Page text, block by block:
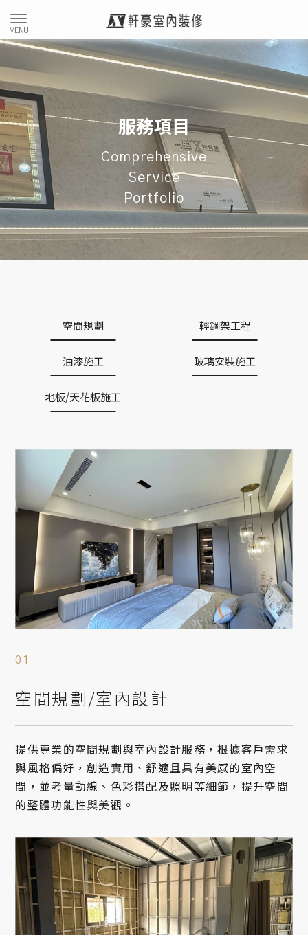
服務項目
Comprehensive
Service
Portfolio
空間規劃 輕鋼架工程
油漆施工 玻璃安裝施工
地板/天花板施工
空間規劃/室內設計
提供專業的空間規劃與室內設計服務，根據客戶需求
與風格偏好，創造實用、舒適且具有美感的室內空
間，並考量動線、色彩搭配及照明等細節，提升空間
的整體功能性與美觀。